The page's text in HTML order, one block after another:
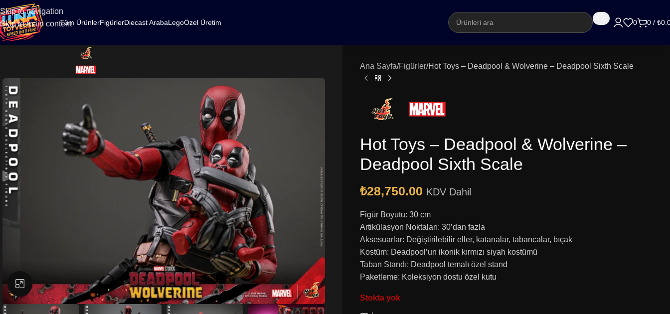
Skip to navigation
Skip to main contentTüm ÜrünlerFigürlerDiecast ArabaLegoÖzel Üretim 0 0 / ₺
Büyütmek için tıklayın
Ana Sayfa Figürler Hot Toys – Deadpool & Wolverine – Deadpool Sixth Scale
Hot Toys – Deadpool & Wolverine –
Deadpool Sixth Scale
₺28,750.00 KDV Dahil
Figür Boyutu: 30 cm
Artikülasyon Noktaları: 30’dan fazla
Aksesuarlar: Değiştirilebilir eller, katanalar, tabancalar, bıçak
Kostüm: Deadpool’un ikonik kırmızı siyah kostümü
Taban Standı: Deadpool temalı özel stand
Paketleme: Koleksiyon dostu özel kutu
Stokta yok